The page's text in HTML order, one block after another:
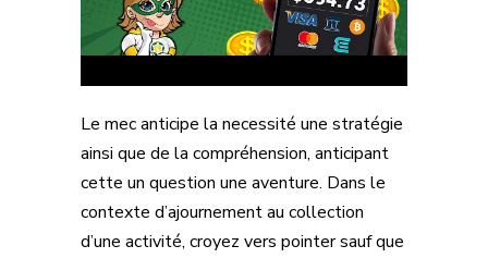
Le mec anticipe la necessité une stratégie
ainsi que de la compréhension, anticipant
cette un question une aventure. Dans le
contexte d’ajournement au collection
d’une activité, croyez vers pointer sauf que